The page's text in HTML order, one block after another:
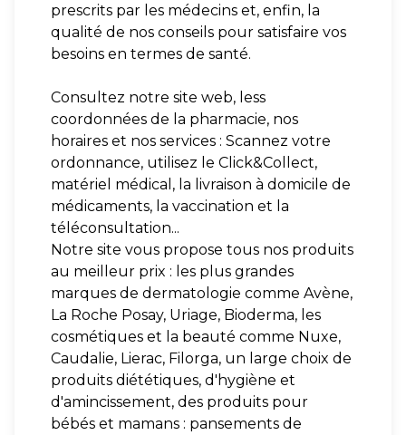
prescrits par les médecins et, enfin, la
qualité de nos conseils pour satisfaire vos
besoins en termes de santé.
Consultez notre site web, less
coordonnées de la pharmacie, nos
horaires et nos services : Scannez votre
ordonnance, utilisez le Click&Collect,
matériel médical, la livraison à domicile de
médicaments, la vaccination et la
téléconsultation...
Notre site vous propose tous nos produits
au meilleur prix : les plus grandes
marques de dermatologie comme Avène,
La Roche Posay, Uriage, Bioderma, les
cosmétiques et la beauté comme Nuxe,
Caudalie, Lierac, Filorga, un large choix de
produits diététiques, d'hygiène et
d'amincissement, des produits pour
bébés et mamans : pansements de